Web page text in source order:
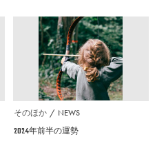
そのほか NEWS
2024年前半の運勢